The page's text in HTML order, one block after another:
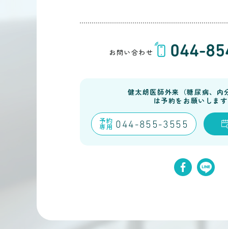
お問い合わせ 044-
健太朗医師外来（糖尿病、内
は予約をお願いしま
予約
専用 044-855-3555